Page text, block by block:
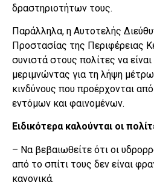
δραστηριοτήτων τους.
Παράλληλα, η Αυτοτελής
Προστασίας της Περιφέρειας
συνιστά στους πολίτες να είναι
μεριμνώντας για τη λήψη
κινδύνους που προέρχονται
εντόμων και φαινομένων.
Ειδικότερα καλούνται οι
– Να βεβαιωθείτε ότι οι
από το σπίτι τους δεν είναι
κανονικά.